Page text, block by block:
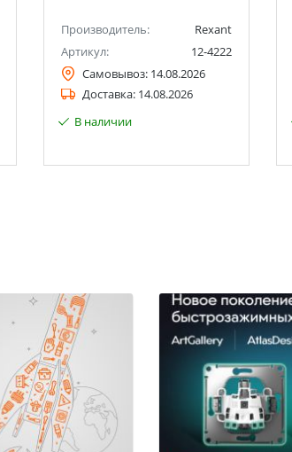
Производитель:
Rexant
Артикул:
12-4222
Самовывоз: 14.08.2026
Доставка: 14.08.2026
В наличии